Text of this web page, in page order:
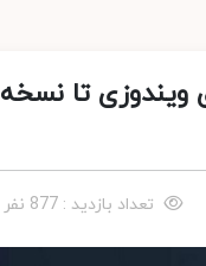
تا نسخه
تعداد بازدید : 877 نفر